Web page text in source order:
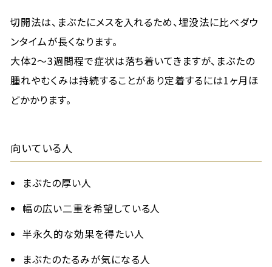
切開法は、まぶたにメスを入れるため、埋没法に比べダウ
ンタイムが長くなります。
大体2〜3週間程で症状は落ち着いてきますが、まぶたの
腫れやむくみは持続することがあり定着するには1ヶ月ほ
どかかります。
向いている人
まぶたの厚い人
幅の広い二重を希望している人
半永久的な効果を得たい人
まぶたのたるみが気になる人